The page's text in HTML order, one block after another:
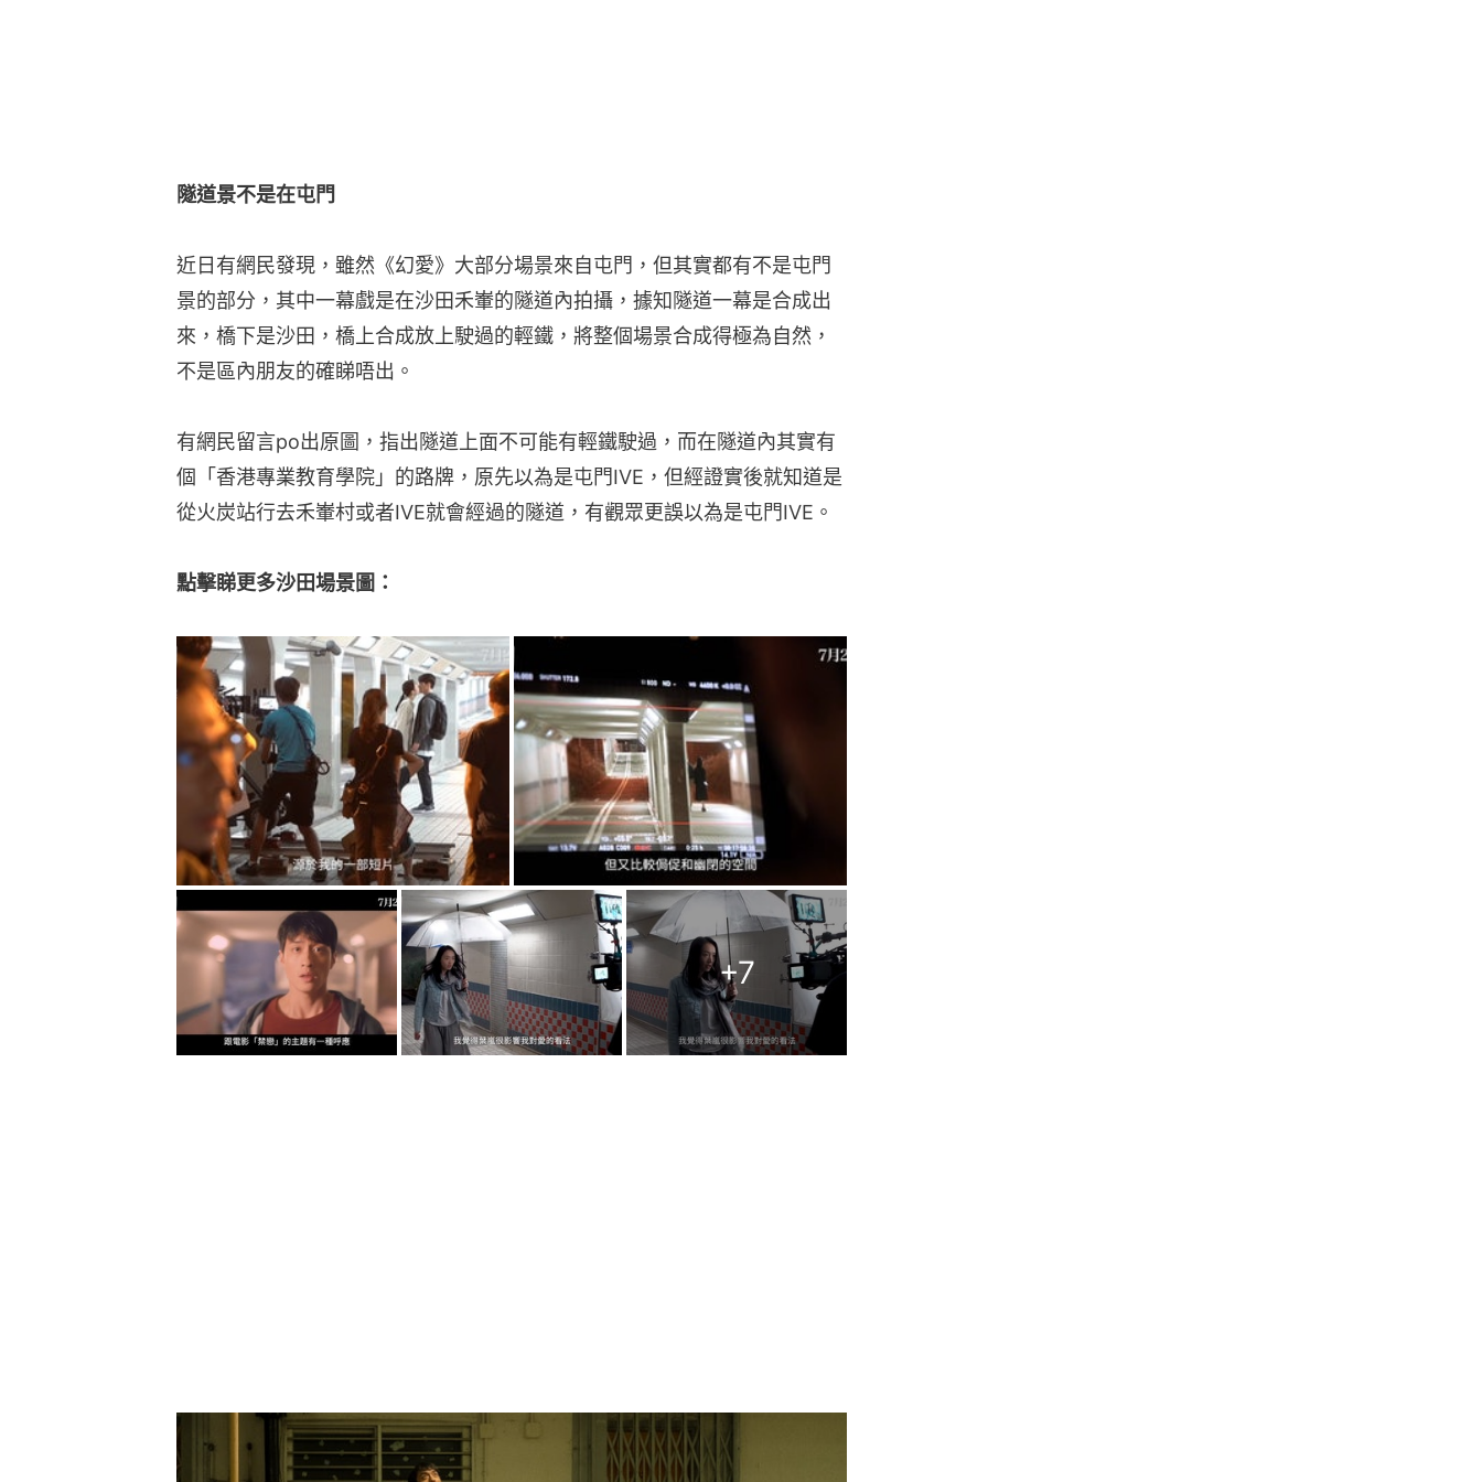
隧道景不是在屯門
近日有網民發現，雖然《幻愛》大部分場景來自屯門，但其實都有不是屯門
景的部分，其中一幕戲是在沙田禾輋的隧道內拍攝，據知隧道一幕是合成出
來，橋下是沙田，橋上合成放上駛過的輕鐵，將整個場景合成得極為自然，
不是區內朋友的確睇唔出。
有網民留言po出原圖，指出隧道上面不可能有輕鐵駛過，而在隧道內其實有
個「香港專業教育學院」的路牌，原先以為是屯門IVE，但經證實後就知道是
從火炭站行去禾輋村或者IVE就會經過的隧道，有觀眾更誤以為是屯門IVE。
點擊睇更多沙田場景圖：
+7